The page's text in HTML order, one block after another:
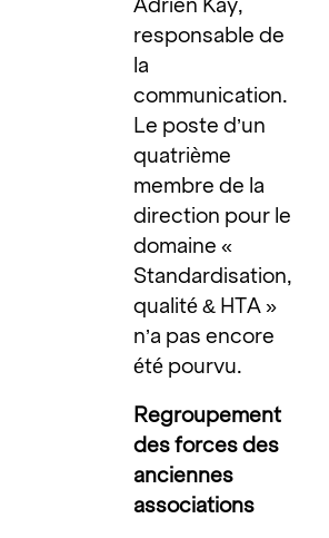
Adrien Kay,
responsable de
la
communication.
Le poste d’un
quatrième
membre de la
direction pour le
domaine «
Standardisation,
qualité & HTA »
n’a pas encore
été pourvu.
Regroupement
des forces des
anciennes
associations